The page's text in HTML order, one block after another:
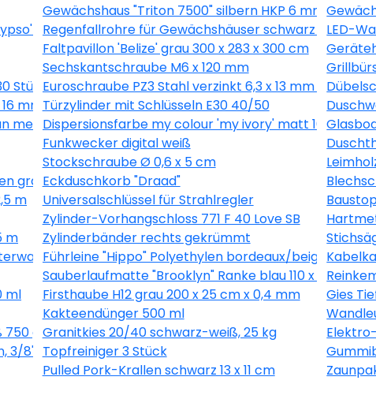
Gewächshaus "Triton 7500" silbern HKP 6 mm
grün 60,2 x 73,6 cm
Regenfallrohre für Gewächshäuser schwarz 2 Stück
LED-
Faltpavillon 'Belize' grau 300 x 283 x 300 cm
Sechskantschraube M6 x 120 mm
StückEuroschraube PZ3 Stahl verzinkt 6,3 x 13 mm 1 Stück
mm 40 Stück
Türzylinder mit Schlüsseln E30 40/50
metallic 10,05 x 0,53 m
Dispersionsfarbe my colour 'my ivory' matt 10 l
Funkwecker digital weiß
Stockschraube Ø 0,6 x 5 cm
grau 10,05 x 0,53 m
Eckduschkorb "Draad"
m
Universalschlüssel für Strahlregler
Zylinder-Vorhangschloss 771 F 40 Love SB
m
Zylinderbänder rechts gekrümmt
grau, Breite 400 cm
Führleine "Hippo" Polyethylen bordeaux/beige 200 cm
Sauberlaufmatte "Brooklyn" Ranke blau 110 x 66 cm
ml
Firsthaube H12 grau 200 x 25 cm x 0,4 mm
Gies
Kakteendünger 500 ml
g Granitkies 20/40 schwarz-weiß, 25 kg
8", 1,3 mm, 56 Glieder
Topfreiniger 3 Stück
Pulled Pork-Krallen schwarz 13 x 11 cm